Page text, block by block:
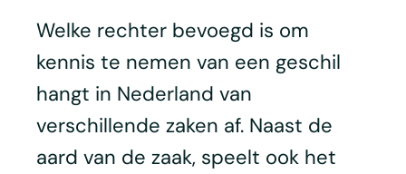
Welke rechter bevoegd is om
kennis te nemen van een geschil
hangt in Nederland van
verschillende zaken af. Naast de
aard van de zaak, speelt ook het